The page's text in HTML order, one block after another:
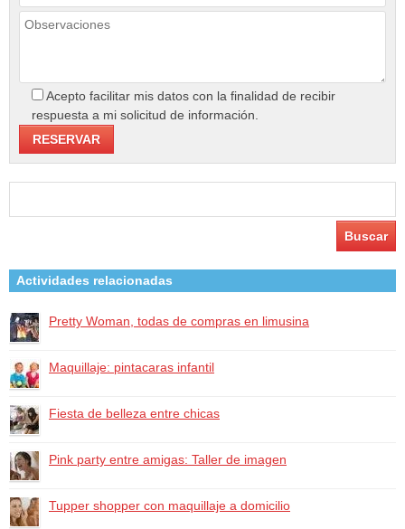
Acepto facilitar mis datos con la finalidad de recibir
respuesta a mi solicitud de información.
Actividades relacionadas
Pretty Woman, todas de compras en limusina
Maquillaje: pintacaras infantil
Fiesta de belleza entre chicas
Pink party entre amigas: Taller de imagen
Tupper shopper con maquillaje a domicilio